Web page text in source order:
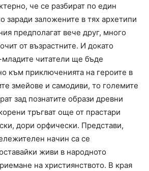
че се разбират по един
заради заложените в тях архетипи
предполагат вече друг, много
от възрастните. И докато
читатели ще бъде
към приключенията на героите в
змейове и самодиви, то големите
зад познатите образи древни
тръгват още от прастари
дори орфически. Представи,
начин са се
живи в народното
на християнството. В края